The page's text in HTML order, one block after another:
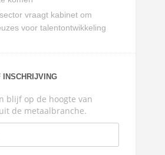
vraagt kabinet om
voor talentontwikkeling
INSCHRIJVING
blijf op de hoogte van
de metaalbranche.